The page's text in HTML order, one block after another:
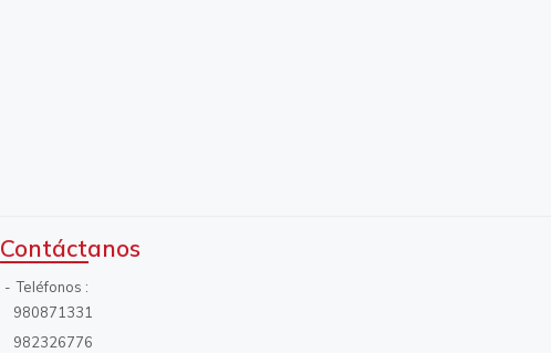
Contáctanos
Teléfonos
980871331
982326776